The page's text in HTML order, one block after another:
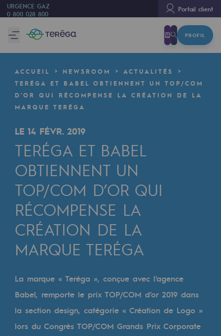
URGENCE GAZ
0 800 028 800
Portail client
PROFIL
Nous sommes
80 ans d'histoire
Teréga
Accélérateur de la transition énergétique
Un réseau local et européen
Une organisation adaptative et ouverte
Une organisation adaptative et
Digitalisation
Transversalité et Collaboratif
Une organisation certifiée
Notre organisation
Notre organisation
ACCUEIL NEWSROOM
ACTUALITÉS
TERÉGA ET BABEL OBTIENNENT UN TOP/COM
D’OR QUI RÉCOMPENSE LA CRÉATION DE LA
MARQUE TERÉGA
LE 14 FÉVR. 2019
TERÉGA ET BABEL
OBTIENNENT UN
TOP/COM D’OR QUI
RÉCOMPENSE LA
CRÉATION DE LA
MARQUE TERÉGA
La marque « Teréga », conçue avec l’agence
Babel, remporte le prix TOP/COM d’or 2019 dans
la section design, catégorie « Création de Logo »
lors du Congrès TOP/COM Grands Prix Corporate